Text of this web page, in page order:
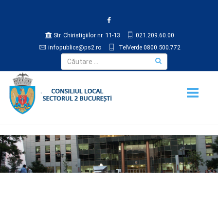
Str. Chiristigiilor nr. 11-13
021.209.60.00
infopublice@ps2.ro
TelVerde 0800.500.772